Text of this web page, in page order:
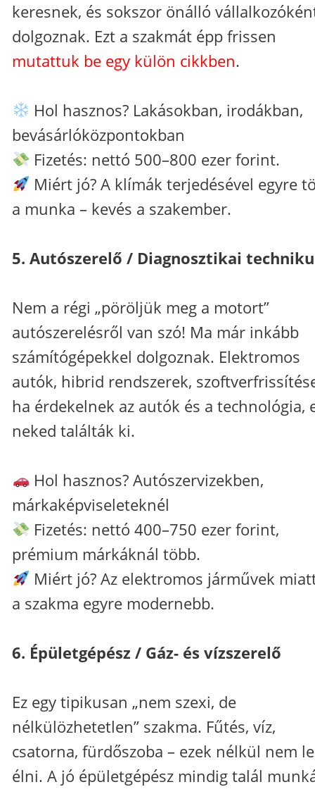
keresnek, és sokszor önálló
dolgoznak. Ezt a szakmát épp frissen
mutattuk be egy külön cikkben.
Hol hasznos? Lakásokban, irodákban,
bevásárlóközpontokban
Fizetés: nettó 500–800 ezer forint.
Miért jó? A klímák terjedésével egyre
a munka – kevés a szakember.
5. Autószerelő / Diagnosztikai
Nem a régi „pöröljük meg a motort”
autószerelésről van szó! Ma már inkább
számítógépekkel dolgoznak. Elektromos
autók, hibrid rendszerek,
ha érdekelnek az autók és a technológia,
neked találták ki.
Hol hasznos? Autószervizekben,
márkaképviseleteknél
Fizetés: nettó 400–750 ezer forint,
prémium márkáknál több.
Miért jó? Az elektromos járművek
a szakma egyre modernebb.
6. Épületgépész / Gáz- és vízszerelő
Ez egy tipikusan „nem szexi, de
nélkülözhetetlen” szakma. Fűtés, víz,
csatorna, fürdőszoba – ezek nélkül nem
élni. A jó épületgépész mindig talál